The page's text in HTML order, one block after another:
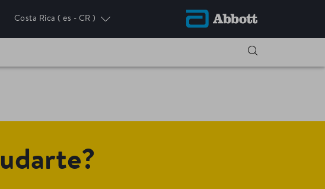
Costa Rica ( es - CR )